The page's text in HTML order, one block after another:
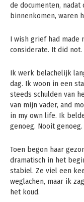
de documenten,
binnenkomen, waren
I wish grief had made
considerate. It did not.
Ik werk belachelijk
dag. Ik woon in een
steeds schulden van
van mijn vader, and
in my own life. Ik
genoeg. Nooit genoeg.
Toen begon haar
dramatisch in het
stabiel. Ze viel een
weglachen, maar ik
het koud.